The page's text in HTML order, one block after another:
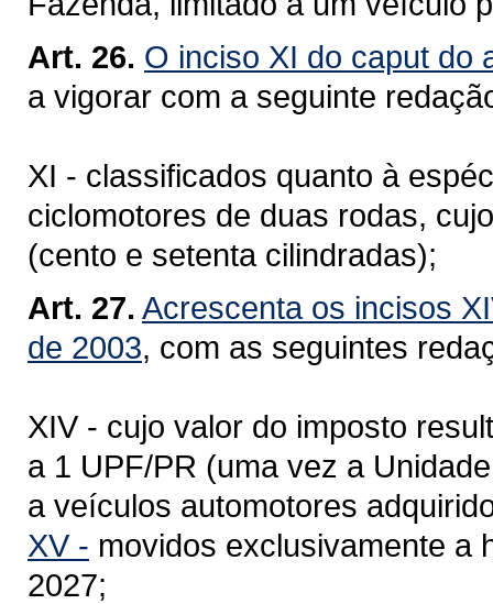
Art. 26. O inciso XI do caput do
a vigorar com a seguinte
XI - classificados quanto à
ciclomotores de duas rodas,
(cento e setenta cilindradas);
Art. 27. Acrescenta os incisos
de 2003, com as seguintes
XIV - cujo valor do imposto
a 1 UPF/PR (uma vez a
a veículos automotores
XV - movidos exclusivamente a
2027;